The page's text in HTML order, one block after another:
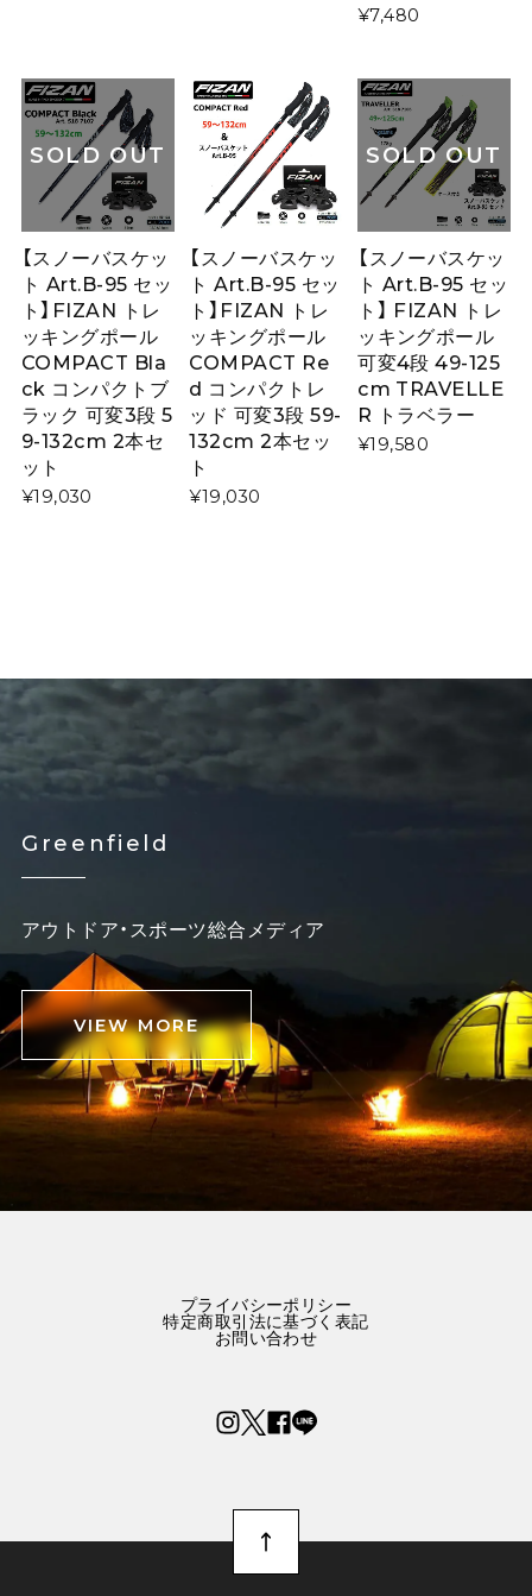
¥7,480
SOLD OUT
【スノーバスケッ
ト Art.B-95 セッ
ト】FIZAN トレ
ッキングポール
COMPACT Bla
ck コンパクトブ
ラック 可変3段 5
9-132cm 2本セ
ット
¥19,030
【スノーバスケッ
ト Art.B-95 セッ
ト】FIZAN トレ
ッキングポール
COMPACT Re
d コンパクトレ
ッド 可変3段 59-
132cm 2本セッ
ト
¥19,030
SOLD OUT
【スノーバスケッ
ト Art.B-95 セッ
ト】 FIZAN トレ
ッキングポール
可変4段 49-125
cm TRAVELLE
R トラベラー
¥19,580
Greenfield
アウトドア・スポーツ総合メディア
VIEW MORE
プライバシーポリシー
特定商取引法に基づく表記
お問い合わせ